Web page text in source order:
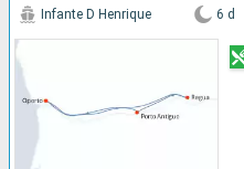
Infante D Henrique 6 d